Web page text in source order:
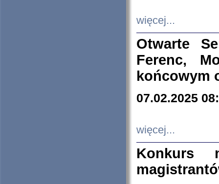
więcej...
Otwarte
Ferenc,
końcowym
07.02.2025
więcej...
Konkurs